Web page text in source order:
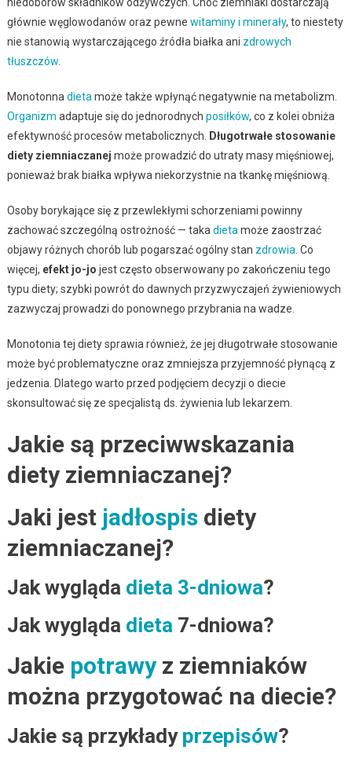
głównie węglowodanów oraz pewne witaminy i minerały, to niestety
nie stanowią wystarczającego źródła białka ani zdrowych
tłuszczów.
Monotonna dieta może także wpłynąć negatywnie na metabolizm.
Organizm adaptuje się do jednorodnych posiłków, co z kolei obniża
efektywność procesów metabolicznych.
Długotrwałe stosowanie
diety ziemniaczanej może prowadzić do utraty masy mięśniowej,
ponieważ brak białka wpływa niekorzystnie na tkankę mięśniową.
Osoby borykające się z przewlekłymi schorzeniami powinny
zachować szczególną ostrożność — taka dieta może zaostrzać
objawy różnych chorób lub pogarszać ogólny stan zdrowia . Co
więcej, efekt jo-jo jest często obserwowany po zakończeniu tego
typu diety; szybki powrót do dawnych przyzwyczajeń żywieniowych
zazwyczaj prowadzi do ponownego przybrania na wadze.
Monotonia tej diety sprawia również, że jej długotrwałe stosowanie
może być problematyczne oraz zmniejsza przyjemność płynącą z
jedzenia. Dlatego warto przed podjęciem decyzji o diecie
skonsultować się ze specjalistą ds. żywienia lub lekarzem.
Jakie są przeciwwskazania
diety ziemniaczanej?
Jaki jest jadłospisdiety
ziemniaczanej?
Jak wygląda dieta 3-dniowa?
Jak wygląda dieta 7-dniowa?
Jakie potrawyz ziemniaków
można przygotować na diecie?
Jakie są przykłady przepisów?